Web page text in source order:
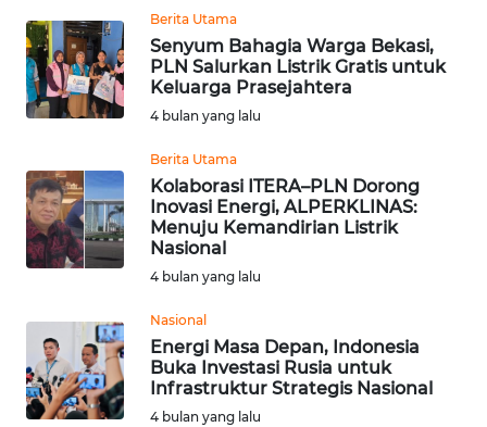
Berita Utama
Senyum Bahagia Warga Bekasi,
PLN Salurkan Listrik Gratis untuk
Keluarga Prasejahtera
4 bulan yang lalu
Berita Utama
Kolaborasi ITERA–PLN Dorong
Inovasi Energi, ALPERKLINAS:
Menuju Kemandirian Listrik
Nasional
4 bulan yang lalu
Nasional
Energi Masa Depan, Indonesia
Buka Investasi Rusia untuk
Infrastruktur Strategis Nasional
4 bulan yang lalu
LANGKAT
WN
TAPANULI
WN
TANJUNG
LESUNG
KARO
WN
SIMALUNGUN